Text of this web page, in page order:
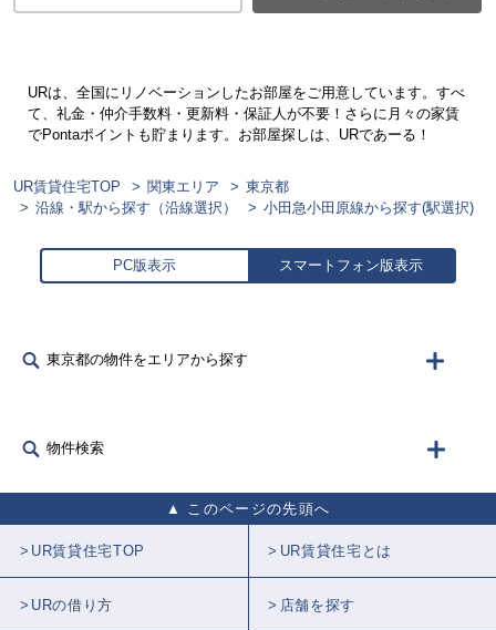
URは、全国にリノベーションしたお部屋をご用意しています。すべ
て、礼金・仲介手数料・更新料・保証人が不要！さらに月々の家賃
でPontaポイントも貯まります。お部屋探しは、URであーる！
UR賃貸住宅TOP 関東エリア
東京都
沿線・駅から探す（沿線選択）
小田急小田原線から探す(駅選択)
PC版表示 スマートフォン版表示
東京都の物件をエリアから探す
物件検索
このページの先頭へ
UR賃貸住宅TOP UR賃貸住宅とは
URの借り方 店舗を探す